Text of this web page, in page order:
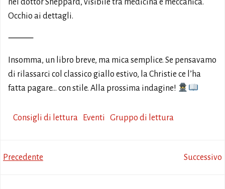
nel dottor Sheppard, visibile tra medicina e meccanica.
Occhio ai dettagli.
⸻
Insomma, un libro breve, ma mica semplice. Se pensavamo
di rilassarci col classico giallo estivo, la Christie ce l’ha
fatta pagare… con stile. Alla prossima indagine!
Consigli di lettura Eventi Gruppo di lettura
Post
Precedente Successivo